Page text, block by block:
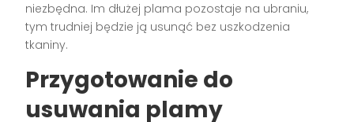
niezbędna. Im dłużej plama pozostaje na ubraniu,
tym trudniej będzie ją usunąć bez uszkodzenia
tkaniny.
Przygotowanie do
usuwania plamy